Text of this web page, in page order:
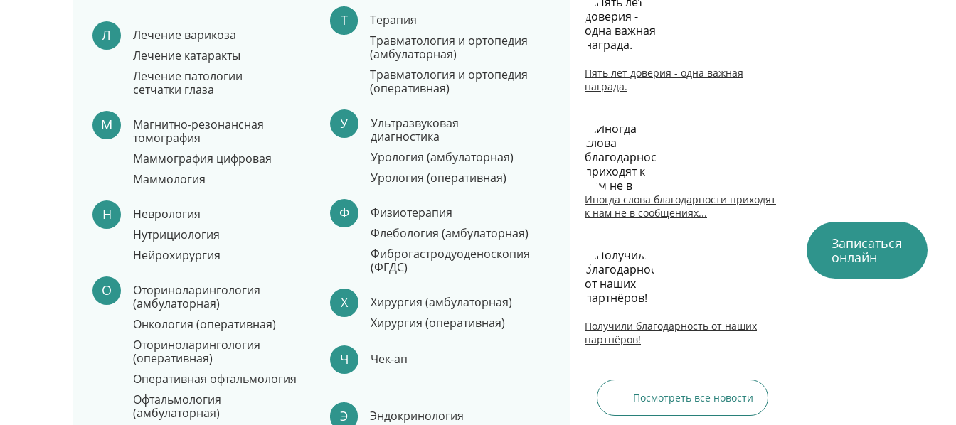
Л
Лечение варикоза
Лечение катаракты
Лечение патологии
сетчатки глаза
М
Магнитно-резонансная
томография
Маммография цифровая
Маммология
Н
Неврология
Нутрициология
Нейрохирургия
О
Оториноларингология
(амбулаторная)
Онкология (оперативная)
Оториноларингология
(оперативная)
Оперативная офтальмология
Офтальмология
(амбулаторная)
Т
Терапия
Травматология и ортопедия
(амбулаторная)
Травматология и ортопедия
(оперативная)
У
Ультразвуковая
диагностика
Урология (амбулаторная)
Урология (оперативная)
Ф
Физиотерапия
Флебология (амбулаторная)
Фиброгастродуоденоскопия
(ФГДС)
Х
Хирургия (амбулаторная)
Хирургия (оперативная)
Ч Чек-ап
Э
Эндокринология
Пять лет доверия - одна важная
награда.
Иногда слова благодарности приходят
к нам не в сообщениях...
Получили благодарность от наших
партнёров!
Посмотреть все новости
Записаться
онлайн